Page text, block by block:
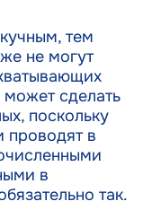
тем
не могут
сделать
поскольку
проводят в
в
так.